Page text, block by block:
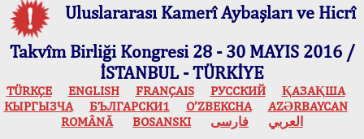
Uluslararası Kamerî Aybaşları ve Hicrî
Takvîm Birliği Kongresi 28 - 30 MAYIS 2016 /
İSTANBUL - TÜRKİYE
TÜRKÇE ENGLISH FRANÇAIS РУССКИЙ
ҚАЗАҚША
КЫPГЫЗЧA
БЪЛГАРСКИ1 O’ZBEKCHA
AZӘRBAYCAN
ROMÂNĂ
BOSANSKI العربي فارسی